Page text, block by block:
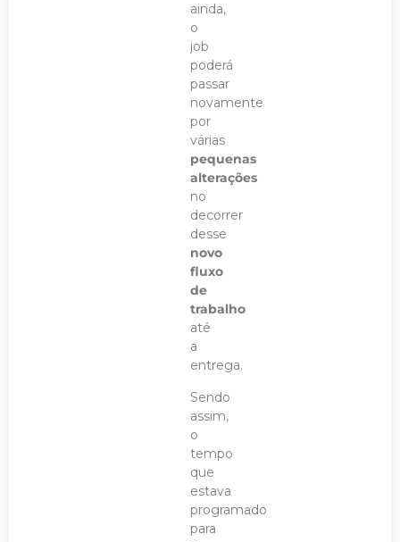
ainda,
o
job
poderá
passar
novamente
por
várias
pequenas
alterações
no
decorrer
desse
novo
fluxo
de
trabalho
até
a
entrega.
Sendo
assim,
o
tempo
que
estava
programado
para